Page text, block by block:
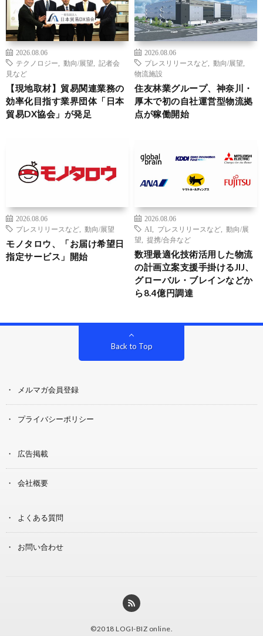
2026.08.06
テクノロジー
動向/展望
記者会
見など
【現地取材】貿易関連業務の
効率化目指す業界団体「日本
貿易DX協会」が発足
2026.08.06
プレスリリースなど
動向/展望
物流施設
住友林業グループ、神奈川・
厚木で初の自社運営型物流拠
点が稼働開始
2026.08.06
プレスリリースなど
動向/展望
モノタロウ、「お届け希望日
指定サービス」開始
2026.08.06
AI
プレスリリースなど
動向/展
望
提携/合弁など
数理最適化技術活用した物流
の計画立案支援手掛けるJIJ、
グローバル・ブレインなどか
ら8.4億円調達
Back to Top
メルマガ会員登録
プライバシーポリシー
広告掲載
会社概要
よくある質問
お問い合わせ
©2018 LOGI-BIZ online